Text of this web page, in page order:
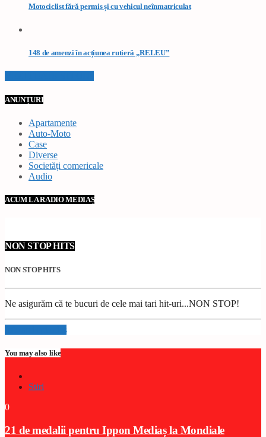
Motociclist fără permis și cu vehicul neînmatriculat
148 de amenzi în acțiunea rutieră „RELEU”
ANUNȚURI
Apartamente
Auto-Moto
Case
Diverse
Societăți comericale
Audio
ACUM LA RADIO MEDIAȘ
NON STOP HITS
NON STOP HITS
Ne asigurăm că te bucuri de cele mai tari hit-uri...NON STOP!
Info and episodes
You may also like
Stiri
0
21 de medalii pentru Ippon Mediaș la Mondiale